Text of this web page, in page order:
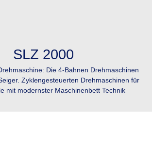
SLZ 2000
Die 4-Bahnen Drehmaschinen
Zyklengesteuerten Drehmaschinen für
mit modernster Maschinenbett Technik